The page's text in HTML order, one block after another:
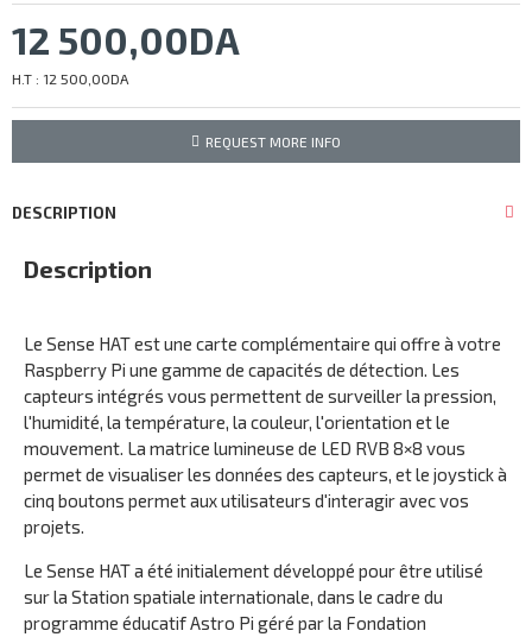
12 500,00DA
H.T : 12 500,00DA
REQUEST MORE INFO
DESCRIPTION
Description
Le Sense HAT est une carte complémentaire qui offre à votre
Raspberry Pi une gamme de capacités de détection. Les
capteurs intégrés vous permettent de surveiller la pression,
l'humidité, la température, la couleur, l'orientation et le
mouvement. La matrice lumineuse de LED RVB 8×8 vous
permet de visualiser les données des capteurs, et le joystick à
cinq boutons permet aux utilisateurs d'interagir avec vos
projets.
Le Sense HAT a été initialement développé pour être utilisé
sur la Station spatiale internationale, dans le cadre du
programme éducatif Astro Pi géré par la Fondation